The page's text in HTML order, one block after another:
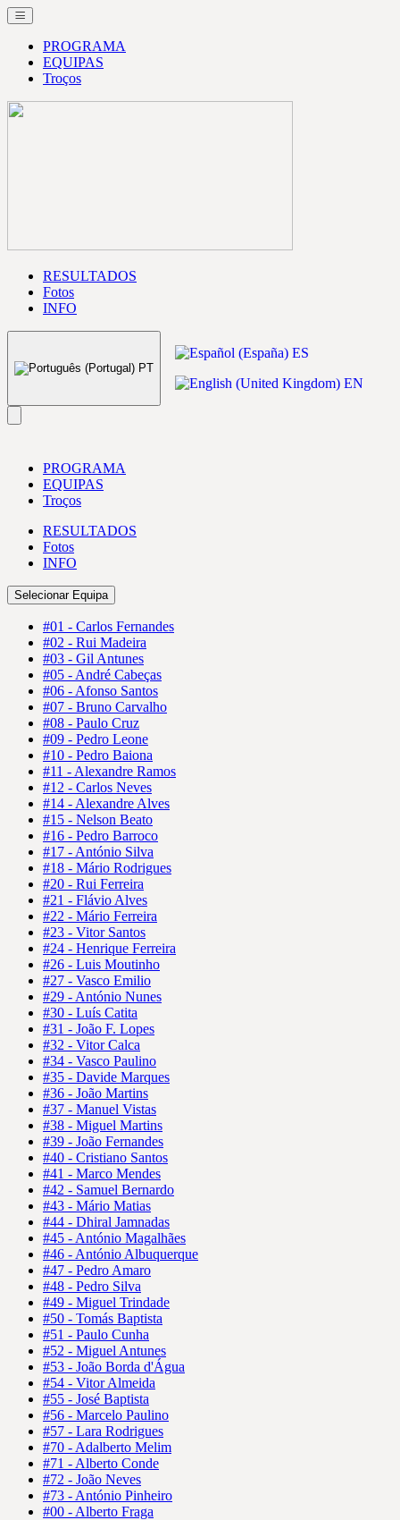
PROGRAMA
EQUIPAS
Troços
RESULTADOS
Fotos
INFO
PT
ES
EN
PROGRAMA
EQUIPAS
Troços
RESULTADOS
Fotos
INFO
Selecionar Equipa
#01 - Carlos Fernandes
#02 - Rui Madeira
#03 - Gil Antunes
#05 - André Cabeças
#06 - Afonso Santos
#07 - Bruno Carvalho
#08 - Paulo Cruz
#09 - Pedro Leone
#10 - Pedro Baiona
#11 - Alexandre Ramos
#12 - Carlos Neves
#14 - Alexandre Alves
#15 - Nelson Beato
#16 - Pedro Barroco
#17 - António Silva
#18 - Mário Rodrigues
#20 - Rui Ferreira
#21 - Flávio Alves
#22 - Mário Ferreira
#23 - Vitor Santos
#24 - Henrique Ferreira
#26 - Luis Moutinho
#27 - Vasco Emilio
#29 - António Nunes
#30 - Luís Catita
#31 - João F. Lopes
#32 - Vitor Calca
#34 - Vasco Paulino
#35 - Davide Marques
#36 - João Martins
#37 - Manuel Vistas
#38 - Miguel Martins
#39 - João Fernandes
#40 - Cristiano Santos
#41 - Marco Mendes
#42 - Samuel Bernardo
#43 - Mário Matias
#44 - Dhiral Jamnadas
#45 - António Magalhães
#46 - António Albuquerque
#47 - Pedro Amaro
#48 - Pedro Silva
#49 - Miguel Trindade
#50 - Tomás Baptista
#51 - Paulo Cunha
#52 - Miguel Antunes
#53 - João Borda d'Água
#54 - Vitor Almeida
#55 - José Baptista
#56 - Marcelo Paulino
#57 - Lara Rodrigues
#70 - Adalberto Melim
#71 - Alberto Conde
#72 - João Neves
#73 - António Pinheiro
#00 - Alberto Fraga